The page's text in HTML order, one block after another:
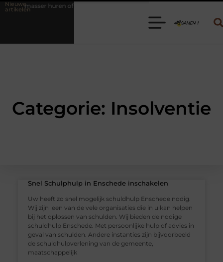
Nieuwe
artikelen huren of bagagewagen huren? Kies de juiste aanhanger voor
Categorie: Insolventie
Snel Schulphulp in Enschede inschakelen
Uw heeft zo snel mogelijk schuldhulp Enschede nodig.
Wij zijn een van de vele organisaties die in u kan helpen
bij het oplossen van schulden. Wij bieden de nodige
schuldhulp Enschede. Met persoonlijke hulp of advies in
geval van schulden. Andere instanties zijn bijvoorbeeld
de schuldhulpverlening van de gemeente,
maatschappelijk